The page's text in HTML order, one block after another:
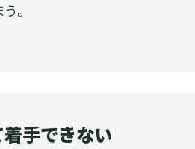
。
手できない